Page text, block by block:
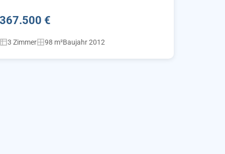
367.500 €
3 Zimmer 98 m²Baujahr 2012